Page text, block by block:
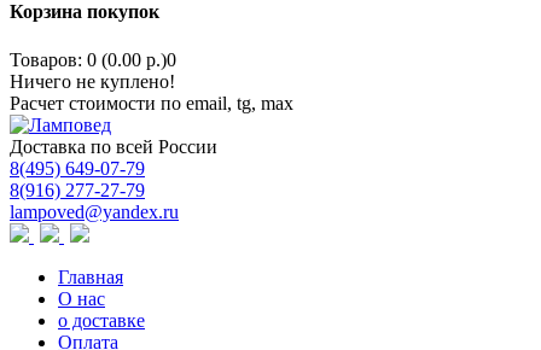
Корзина покупок
Товаров: 0 (0.00 р.)0
Ничего не куплено!
Расчет стоимости по email, tg, max
Доставка по всей России
8(495) 649-07-79
8(916) 277-27-79
lampoved@yandex.ru
Главная
О нас
о доставке
Оплата